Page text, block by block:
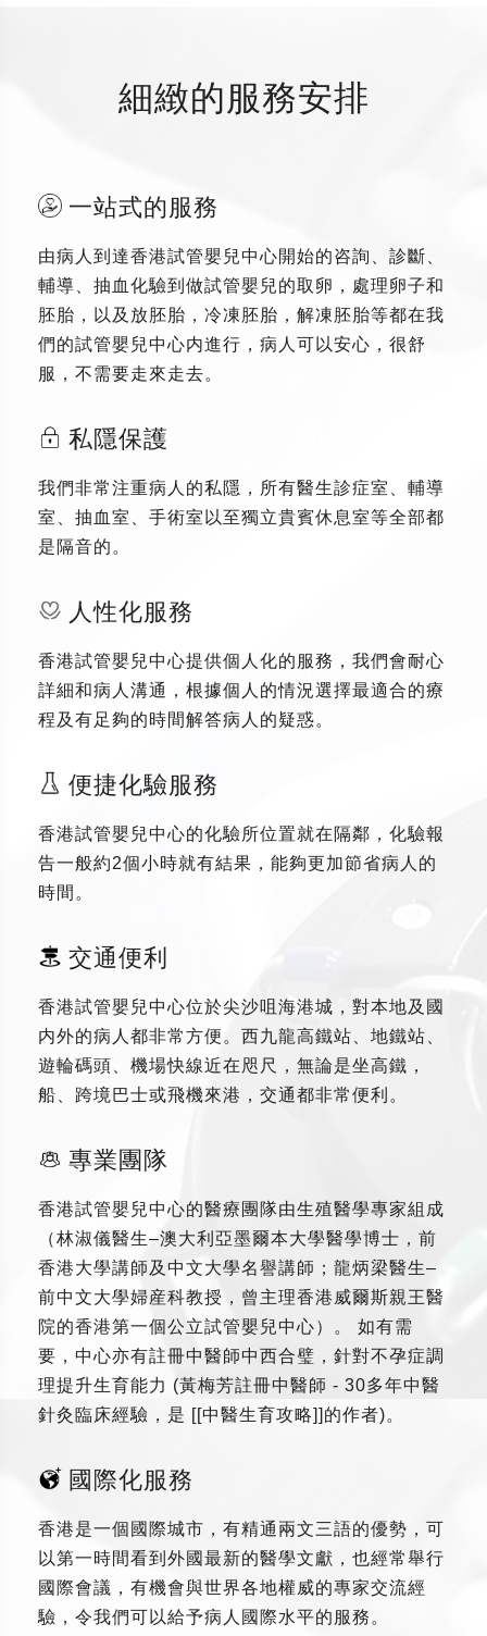
細緻的服務安排
一站式的服務
由病人到達香港試管嬰兒中心開始的咨詢、診斷、
輔導、抽血化驗到做試管嬰兒的取卵，處理卵子和
胚胎，以及放胚胎，冷凍胚胎，解凍胚胎等都在我
們的試管嬰兒中心内進行，病人可以安心，很舒
服，不需要走來走去。
私隱保護
我們非常注重病人的私隱，所有醫生診症室、輔導
室、抽血室、手術室以至獨立貴賓休息室等全部都
是隔音的。
人性化服務
香港試管嬰兒中心提供個人化的服務，我們會耐心
詳細和病人溝通，根據個人的情況選擇最適合的療
程及有足夠的時間解答病人的疑惑。
便捷化驗服務
香港試管嬰兒中心的化驗所位置就在隔鄰，化驗報
告一般約2個小時就有結果，能夠更加節省病人的
時間。
交通便利
香港試管嬰兒中心位於尖沙咀海港城，對本地及國
内外的病人都非常方便。西九龍高鐵站、地鐵站、
遊輪碼頭、機場快線近在咫尺，無論是坐高鐵，
船、跨境巴士或飛機來港，交通都非常便利。
專業團隊
香港試管嬰兒中心的醫療團隊由生殖醫學專家組成
（林淑儀醫生–澳大利亞墨爾本大學醫學博士，前
香港大學講師及中文大學名譽講師；龍炳梁醫生–
前中文大學婦産科教授，曾主理香港威爾斯親王醫
院的香港第一個公立試管嬰兒中心）。 如有需
要，中心亦有註冊中醫師中西合璧，針對不孕症調
理提升生育能力 (黃梅芳註冊中醫師 - 30多年中醫
針灸臨床經驗，是 [[中醫生育攻略]]的作者)。
國際化服務
香港是一個國際城市，有精通兩文三語的優勢，可
以第一時間看到外國最新的醫學文獻，也經常舉行
國際會議，有機會與世界各地權威的專家交流經
驗，令我們可以給予病人國際水平的服務。